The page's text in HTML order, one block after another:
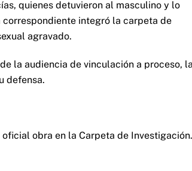
quienes detuvieron al masculino y lo
integró la carpeta de
agravado.
la audiencia de vinculación a proceso,
defensa.
obra en la Carpeta de Investigación.